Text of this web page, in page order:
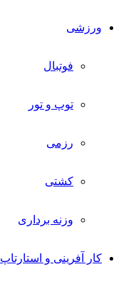
ورزشی
فوتبال
توپ و تور
رزمی
کشتی
وزنه برداری
کار آفرینی و استارتاپ